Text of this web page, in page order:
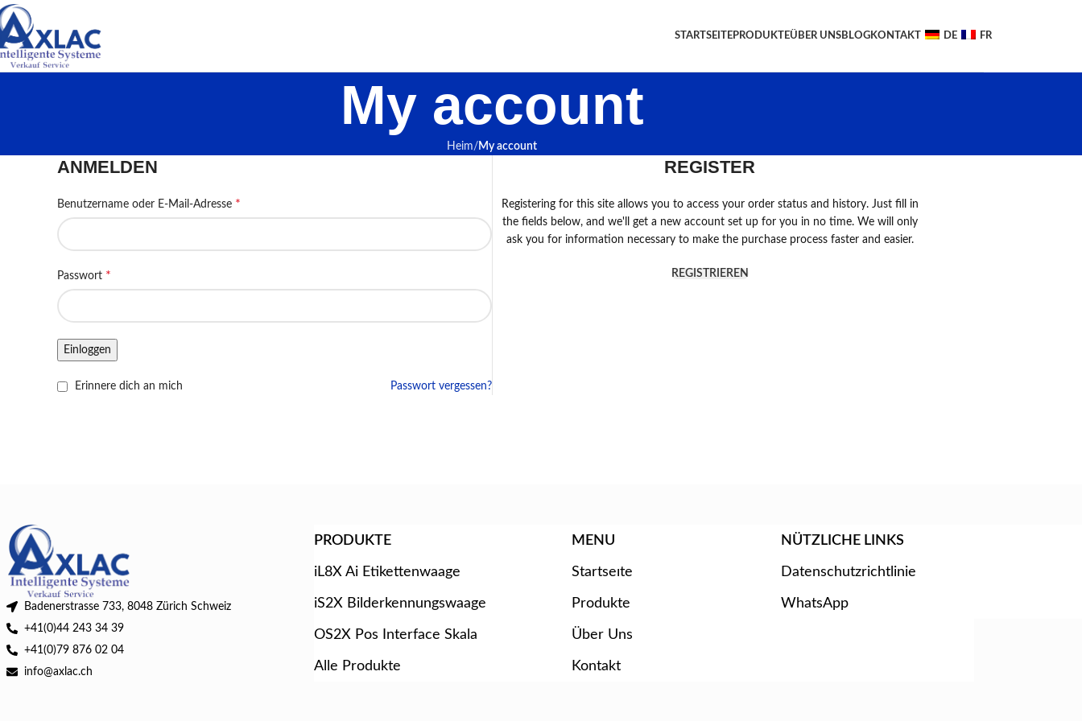
STARTSEITEPRODUKTEÜBER UNSBLOGKONTAKT DE FR
My account
Heim My account
ANMELDEN
Benutzername oder E-Mail-Adresse *
Passwort *
Einloggen
Passwort vergessen?
Erinnere dich an mich
REGISTER
Registering for this site allows you to access your order status and history. Just fill in
the fields below, and we'll get a new account set up for you in no time. We will only
ask you for information necessary to make the purchase process faster and easier.
REGISTRIEREN
Badenerstrasse 733, 8048 Zürich Schweiz
+41(0)44 243 34 39
+41(0)79 876 02 04
info@axlac.ch
PRODUKTE
iL8X Ai Etikettenwaage
iS2X Bilderkennungswaage
OS2X Pos Interface Skala
Alle Produkte
MENU
Startseıte
Produkte
Über Uns
Kontakt
NÜTZLICHE LINKS
Datenschutzrichtlinie
WhatsApp